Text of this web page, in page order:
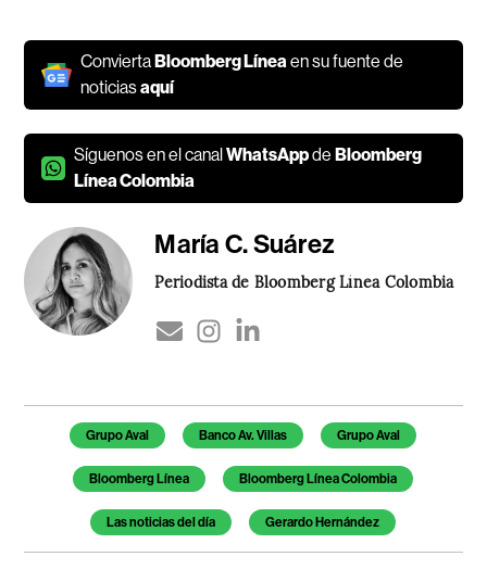
ConviertaBloomberg Líneaen su fuente de
noticiasaquí
Síguenos en el canalWhatsAppdeBloomberg
Línea Colombia
María C. Suárez
Periodista de Bloomberg Línea Colombia
Temas de este artículo
Grupo Aval Banco Av. Villas Grupo Aval
Bloomberg Línea Bloomberg Línea Colombia
Las noticias del día Gerardo Hernández